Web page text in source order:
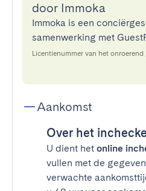
door Immoka
Immoka is een
samenwerking met
Licentienummer van het
Aankomst
Over het
U dient het online
vullen met de
verwachte